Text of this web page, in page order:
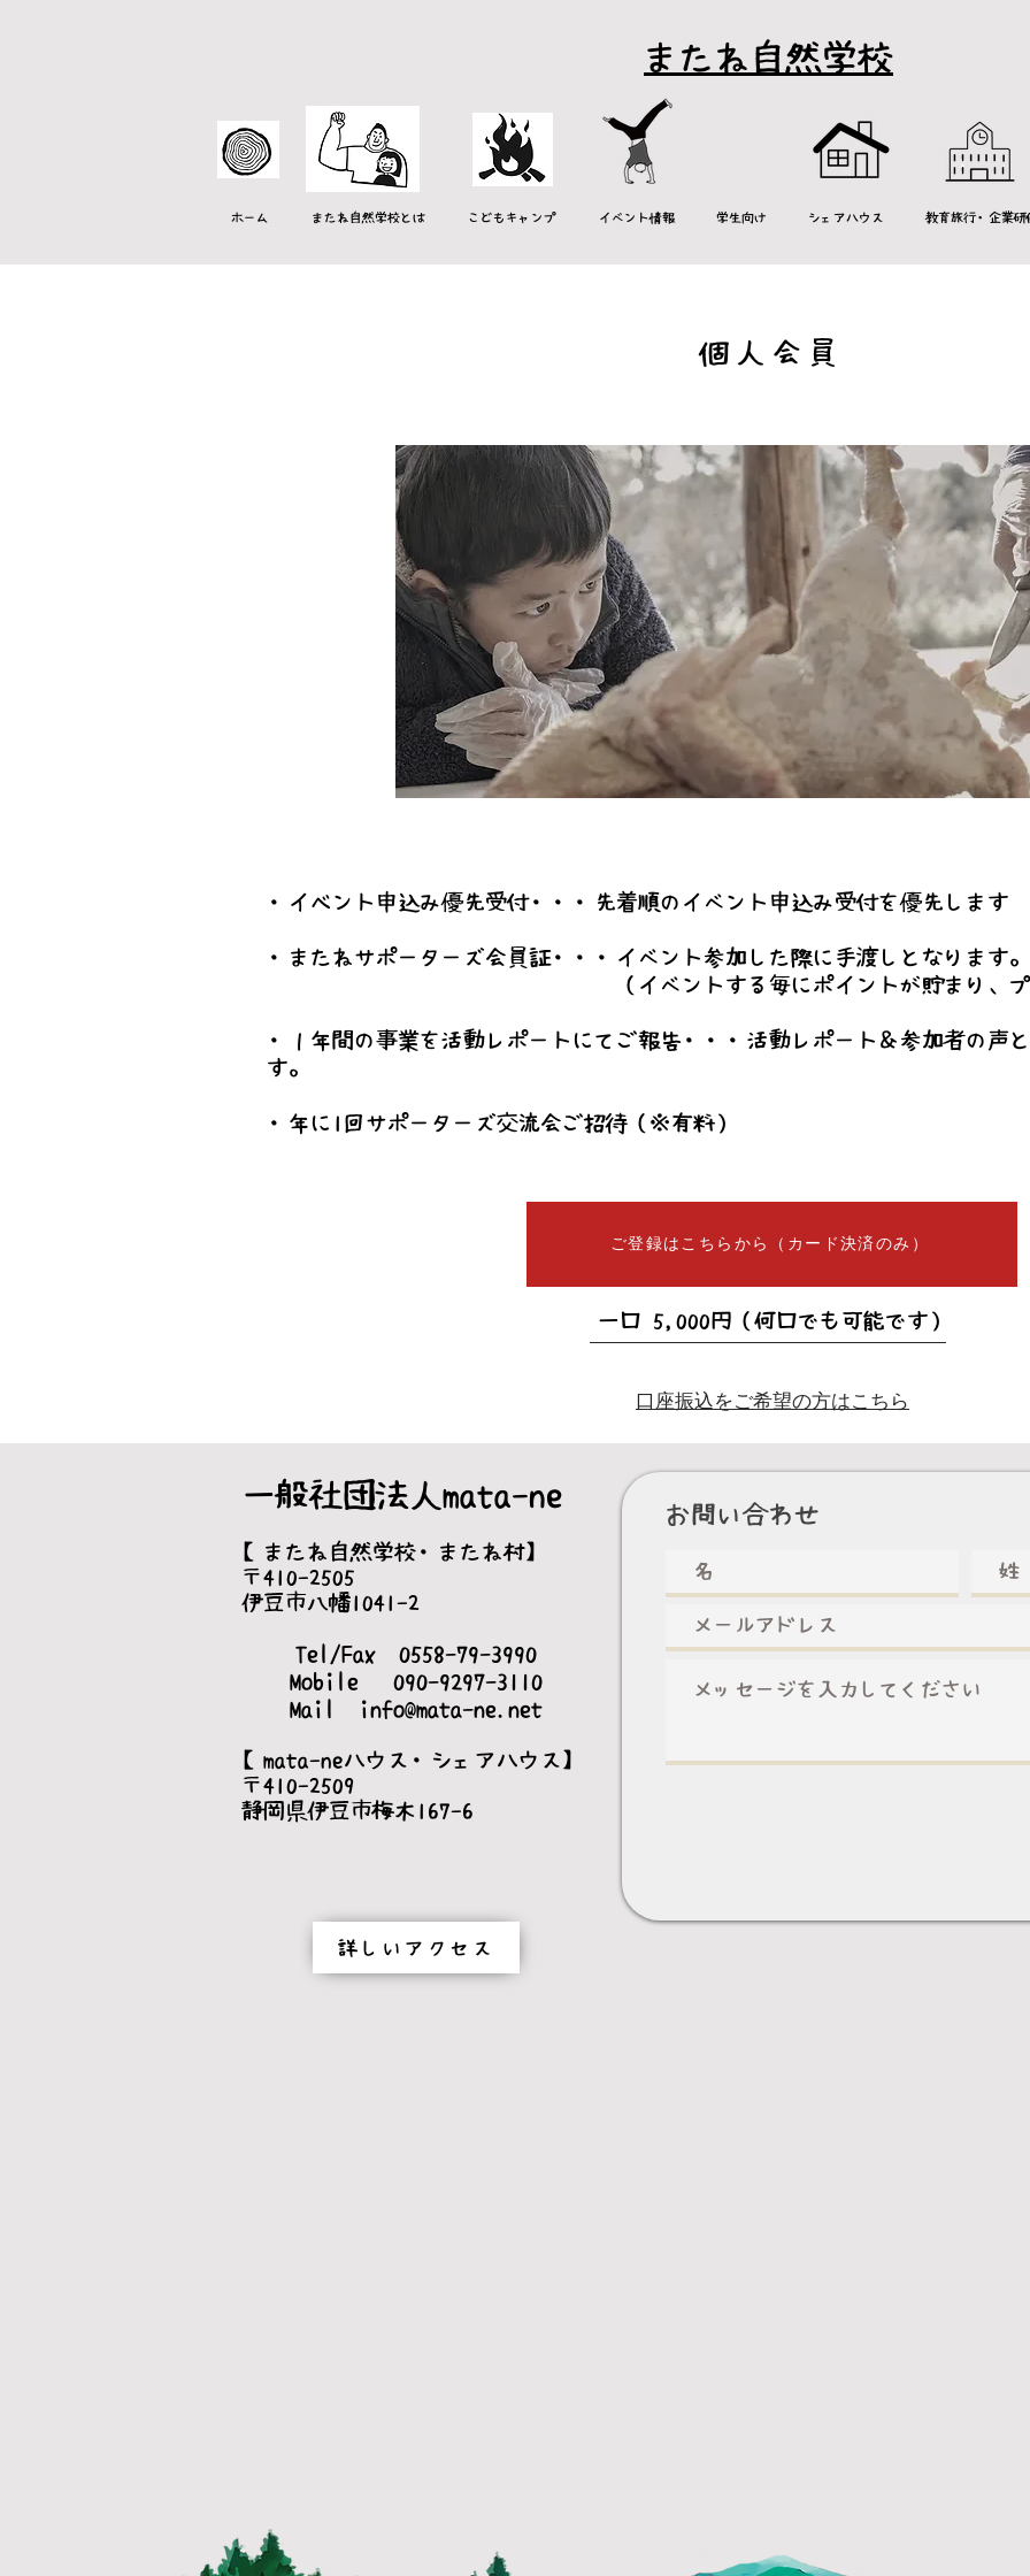
またね自然学校
ホーム またね自然学校とは こどもキャンプ イベント情報 学生向け シェアハウス 教育旅行・企業研
個人会員
・イべント申込み優先受付・・・先着順のイベント申込み受付を優先します
・またねサポーターズ会員証・・・イベント参加した際に手渡しとなります。
（イベントする毎にポイントが貯まり、プレゼ
・１年間の事業を活動レポートにてご報告・・・活動レポート＆参加者の声
す。
・年に1回サポーターズ交流会ご招待（※有料）
ご登録はこちらから（カード決済のみ）
​一口 5,000円（何口でも可能です）
口座振込をご希望の方はこちら
一般社団法人mata-ne
【またね自然学校・またね村】
〒410-2505
伊豆市八幡1041-2
Tel/Fax 0558-79-3990
Mobile 090-9297-3110
Mail
info@mata-ne.net
【mata-neハウス・シェアハウス】
〒410-2509
静岡県伊豆市梅木167-6
お問い合わせ
詳しいアクセス